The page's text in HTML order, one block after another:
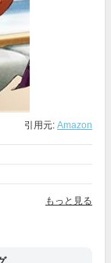
引用元: Amazon
もっと見る